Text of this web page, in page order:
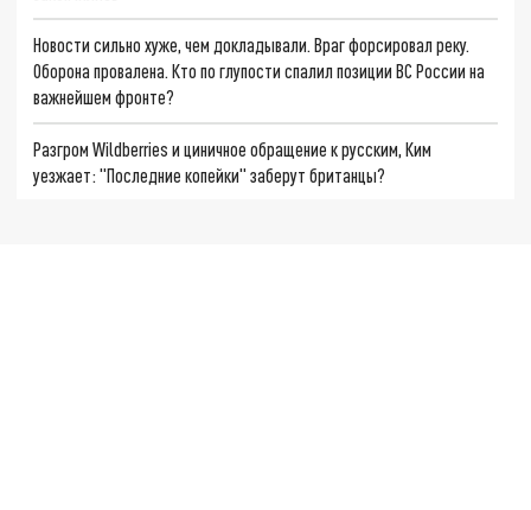
Новости сильно хуже, чем докладывали. Враг форсировал реку.
Оборона провалена. Кто по глупости спалил позиции ВС России на
важнейшем фронте?
Разгром Wildberries и циничное обращение к русским, Ким
уезжает: "Последние копейки" заберут британцы?